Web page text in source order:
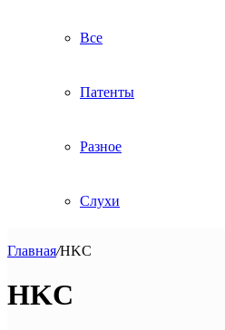
Все
Патенты
Разное
Слухи
Главная/HKC
HKC